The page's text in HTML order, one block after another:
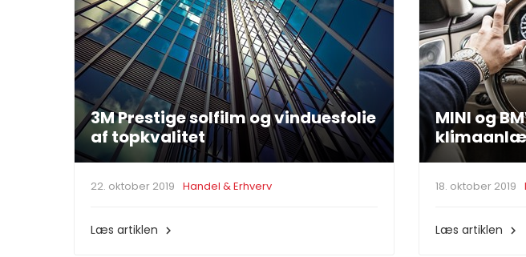
3M Prestige solfilm og vinduesfolie
af topkvalitet
22. oktober 2019 Handel & Erhverv
Læs artiklen 
MINI og
18. oktober 2019
Læs artiklen 